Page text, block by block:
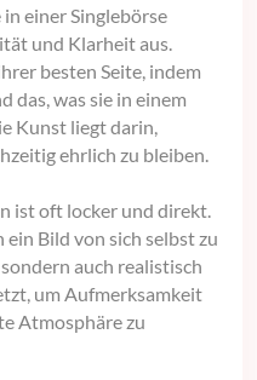
einer Singlebörse
und Klarheit aus.
besten Seite, indem
das, was sie in einem
Kunst liegt darin,
ehrlich zu bleiben.
ist oft locker und direkt.
Bild von sich selbst zu
auch realistisch
um Aufmerksamkeit
Atmosphäre zu